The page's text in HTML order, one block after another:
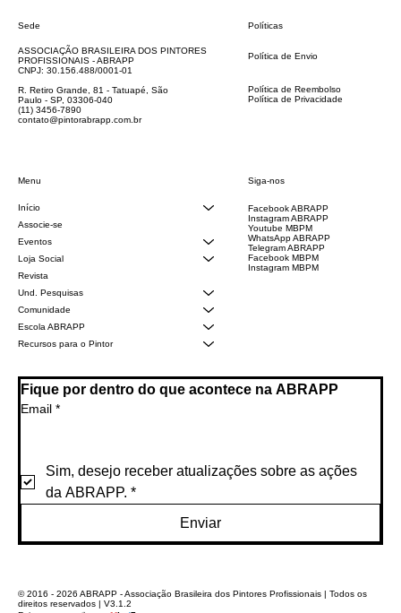
Sede
ASSOCIAÇÃO BRASILEIRA DOS PINTORES
PROFISSIONAIS - ABRAPP
CNPJ: 30.156.488/0001-01
R. Retiro Grande, 81 - Tatuapé, São
Paulo - SP, 03306-040
(11) 3456-7890
contato@pintorabrapp.com.br
Menu
Início
Associe-se
Eventos
Loja Social
Revista
Und. Pesquisas
Comunidade
Escola ABRAPP
Recursos para o Pintor
Políticas
Política de Envio
Política de Reembolso
Política de Privacidade
Siga-nos
Facebook ABRAPP
Instagram ABRAPP
Youtube MBPM
WhatsApp ABRAPP
Telegram ABRAPP
Facebook MBPM
Instagram MBPM
Fique por dentro do que acontece na ABRAPP
Email *
Sim, desejo receber atualizações sobre as ações
da ABRAPP. *
Enviar
© 2016 - 2026 ABRAPP - Associação Brasileira dos Pintores Profissionais | Todos os
direitos reservados | V3.1.2